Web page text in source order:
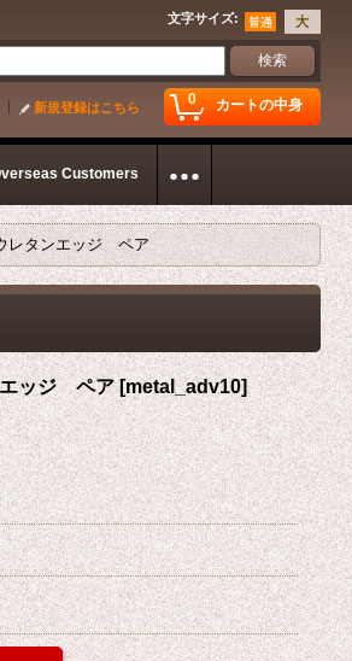
文字サイズ:
0 カートの中身
新規登録はこちら
Customers
レタンエッジ ペア
ッジ ペア [metal_adv10]